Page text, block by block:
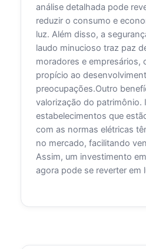
análise detalhada pode
reduzir o consumo e
luz. Além disso, a
laudo minucioso traz paz
moradores e empresários,
propício ao
preocupações.Outro
valorização do patrimônio.
estabelecimentos que
com as normas elétricas
no mercado, facilitando
Assim, um investimento
agora pode se reverter em